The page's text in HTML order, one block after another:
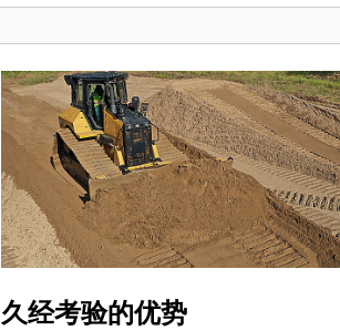
久经考验的优势